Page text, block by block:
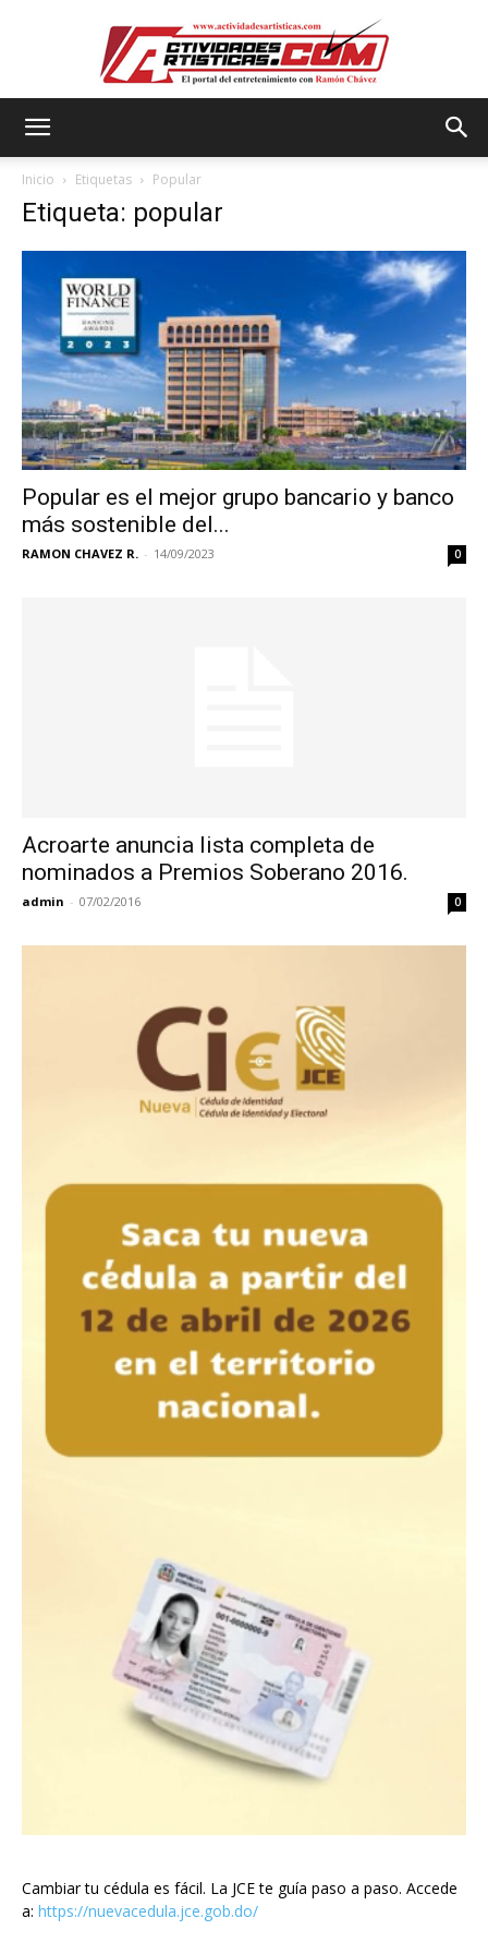
Inicio Etiquetas Popular
Etiqueta: popular
Popular es el mejor grupo bancario y banco
más sostenible del...
RAMON CHAVEZ R. - 14/09/2023 0
Acroarte anuncia lista completa de
nominados a Premios Soberano 2016.
admin - 07/02/2016 0
Cambiar tu cédula es fácil. La JCE te guía paso a paso. Accede
a: https://nuevacedula.jce.gob.do/